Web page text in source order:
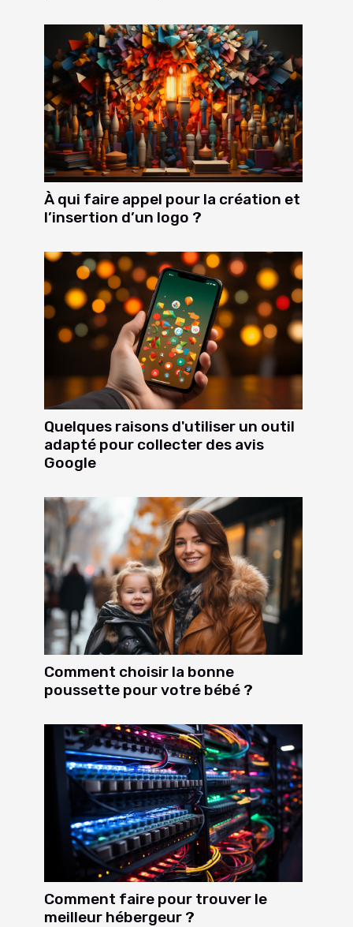
À qui faire appel pour la création et
l’insertion d’un logo ?
Quelques raisons d'utiliser un outil
adapté pour collecter des avis
Google
Comment choisir la bonne
poussette pour votre bébé ?
Comment faire pour trouver le
meilleur hébergeur ?